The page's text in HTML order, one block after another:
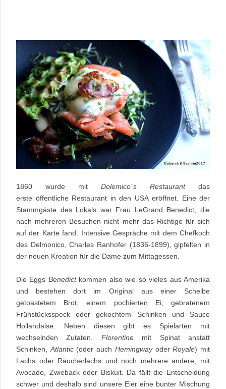
1860 wurde mit Dolemico`s Restaurant das
erste öffentliche Restaurant in den USAeröffnet. Eine der
Stammgäste des Lokals war Frau LeGrand Benedict, die
nach mehreren Besuchen nicht mehr das Richtige für sich
auf der Karte fand. Intensive Gespräche mit dem Chefkoch
des Delmonico,Charles Ranhofer (1836-1899), gipfelten in
der neuen Kreation für die Dame zum Mittagessen.
Die Eggs Benedictkommen also wie so vieles aus Amerika
und bestehen dort im Original aus einer Scheibe
getoastetem Brot, einem pochierten Ei, gebratenem
Frühstücksspeck oder gekochtem Schinken und Sauce
Hollandaise. Neben diesen gibt es Spielarten mit
wechselnden Zutaten. Florentinemit Spinat anstatt
Schinken, Atlantic(oder auch HemingwayoderRoyale) mit
Lachs oder Räucherlachs und noch mehrere andere, mit
Avocado, Zwieback oder Biskuit. Da fällt die Entscheidung
schwer und deshalb sind unsere Eier eine bunter Mischung